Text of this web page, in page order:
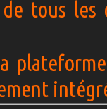
tous les